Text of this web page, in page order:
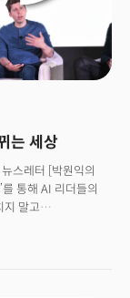
는 세상
스레터 [박원익의
통해 AI 리더들의
지 말고
통화에 가치를